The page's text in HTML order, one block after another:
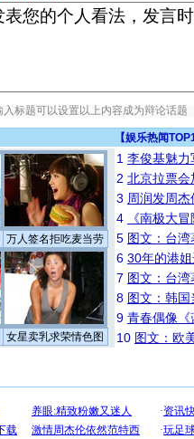
【娱乐热闻
万人签名拒吃麦当劳
女星卖乳求荣情色图
1 李俊基魅力
2 北京拉票
3 周润发周
4
《南极大
5 图文：台
6 30年的港
7 图文：台
8 图文：韩
9 青春偶像《
10 图文：欧